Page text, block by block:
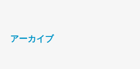
アーカイブ